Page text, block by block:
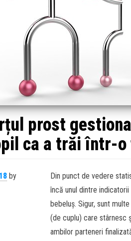
prost
ca a trăi într-
by
Din punct de vedere
încă unul dintre
bebeluș. Sigur, sunt
(de cuplu) care stârnesc
ambilor parteneri